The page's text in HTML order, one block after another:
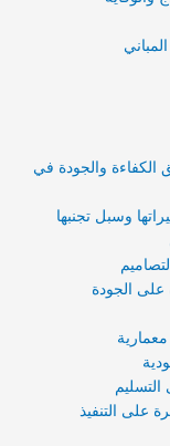
الكفاءة والجودة في
وسبل تجنبها
على الجودة
على التنفيذ